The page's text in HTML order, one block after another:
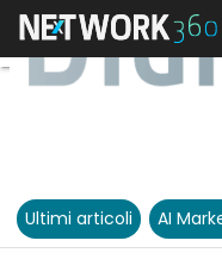
Ultimi articoli AI